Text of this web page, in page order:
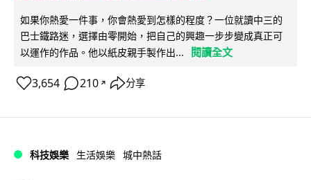
如果你熱愛一件事，你會熱愛到怎樣的程度？一位就讀中三的
巴士鐵路迷，選擇由零開始，把自己的興趣一步步變成真正可
以運作的作品。他以紙皮親手製作出...
閱讀全文
3,654 210 ↗ 分享
科技娛樂 生活娛樂 城中熱話